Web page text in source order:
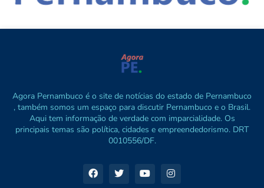
Agora Pernambuco é o site de notícias do estado de Pernambuco
, também somos um espaço para discutir Pernambuco e o Brasil.
Aqui tem informação de verdade com imparcialidade. Os
principais temas são política, cidades e empreendedorismo. DRT
0010556/DF.